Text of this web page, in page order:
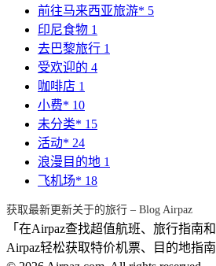
前往马来西亚旅游* 5
印尼食物 1
去巴黎旅行 1
受欢迎的 4
咖啡店 1
小费* 10
未分类* 15
活动* 24
浪漫目的地 1
飞机场* 18
获取最新更新关于的旅行 – Blog Airpaz
「在Airpaz查找超值航班、旅行指南
Airpaz轻松获取特价机票、目的地指